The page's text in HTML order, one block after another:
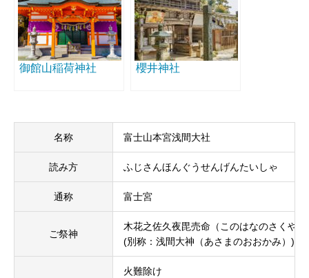
御館山稲荷神社 櫻井神社
名称 富士山本宮浅間大社
読み方 ふじさんほんぐうせんげんたいしゃ
通称 富士宮
ご祭神
木花之佐久夜毘売命（このはなのさくや
(別称：浅間大神（あさまのおおかみ）)
火難除け